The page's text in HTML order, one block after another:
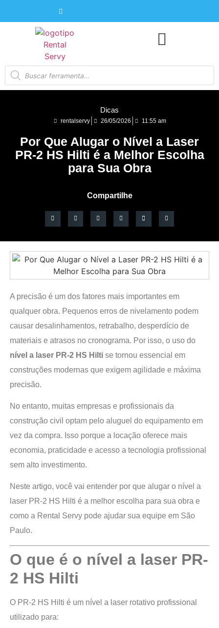
Dicas
rentalservy 26/05/2026 11:55 am
Por Que Alugar o Nível a Laser
PR-2 HS Hilti é a Melhor Escolha
para Sua Obra
Compartilhe
A precisão é um dos fatores mais importantes em
qualquer obra. Pequenos erros de nivelamento podem
causar desalinhamentos, retrabalho, desperdício de
materiais e atrasos no cronograma. Por isso, o uso do
nível a laser PR-2 HS Hilti se tornou essencial em
construções modernas que exigem agilidade e máxima
precisão.
No entanto, muitas empresas e profissionais da
construção civil optam pelo aluguel do equipamento em
vez da compra. Isso porque a locação oferece mais
economia, praticidade e acesso a tecnologia profissional
sem alto investimento.
Neste artigo, você vai entender por que alugar o nível a
laser PR-2 HS Hilti é a melhor escolha para sua obra e
como a Rental Servy pode ajudar sua equipe em São
Paulo.
O que é o nível a laser PR-
2 HS Hilti
O PR-2 HS Hilti é um nível a laser rotativo profissional
utilizado para: